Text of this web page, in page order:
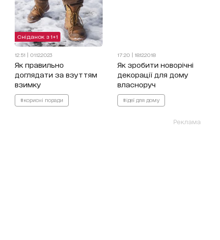
Сніданок з 1+1
12:51 | 01.12.2023
Як правильно
доглядати за взуттям
взимку
#корисні поради
17:20 | 18.12.2018
Як зробити новорічні
декорації для дому
власноруч
#ідеї для дому
Реклама